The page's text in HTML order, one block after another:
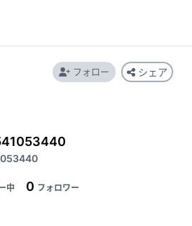
中 0 フォロワー
フォロー シェア